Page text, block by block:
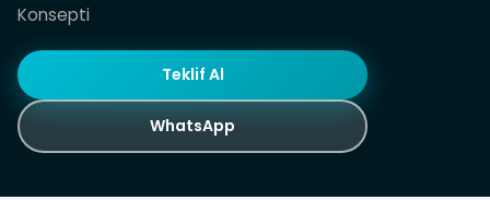
Konsepti
Teklif Al
WhatsApp